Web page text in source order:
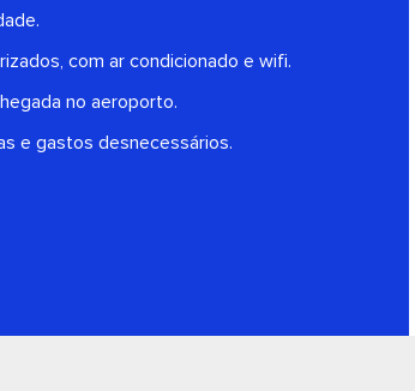
com ar condicionado e wifi.
no aeroporto.
e gastos desnecessários.